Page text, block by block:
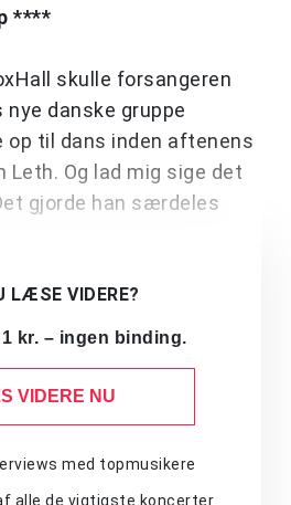
****
skulle forsangeren
danske gruppe
op til dans inden aftenens
Leth. Og lad mig sige det
gjorde han særdeles
LÆSE VIDERE?
kr. – ingen binding.
VIDERE NU
med topmusikere
alle de vigtigste koncerter